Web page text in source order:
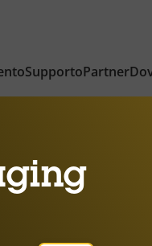
SupportoPartner